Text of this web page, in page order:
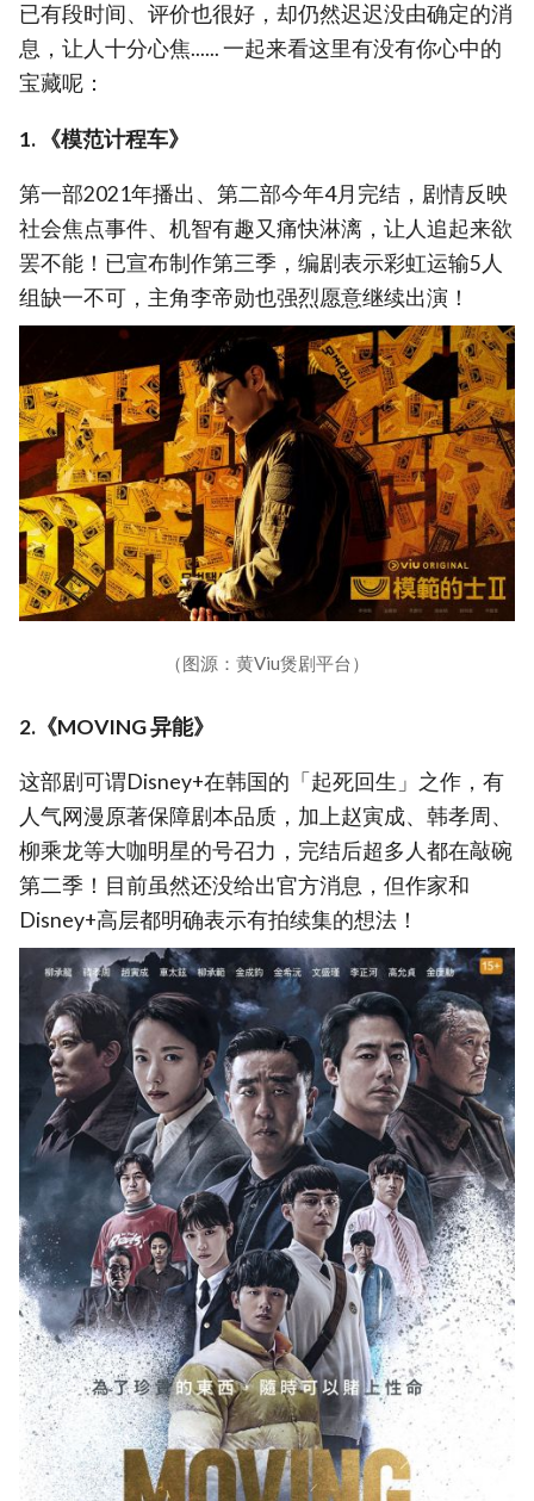
已有段时间、评价也很好，却仍然迟迟没由确定的消
息，让人十分心焦...... 一起来看这里有没有你心中的
宝藏呢：
1. 《模范计程车》
第一部2021年播出、第二部今年4月完结，剧情反映
社会焦点事件、机智有趣又痛快淋漓，让人追起来欲
罢不能！已宣布制作第三季，编剧表示彩虹运输5人
组缺一不可，主角李帝勋也强烈愿意继续出演！
（图源：黄Viu煲剧平台）
2.《MOVING 异能》
这部剧可谓Disney+在韩国的「起死回生」之作，有
人气网漫原著保障剧本品质，加上赵寅成、韩孝周、
柳乘龙等大咖明星的号召力，完结后超多人都在敲碗
第二季！目前虽然还没给出官方消息，但作家和
Disney+高层都明确表示有拍续集的想法！